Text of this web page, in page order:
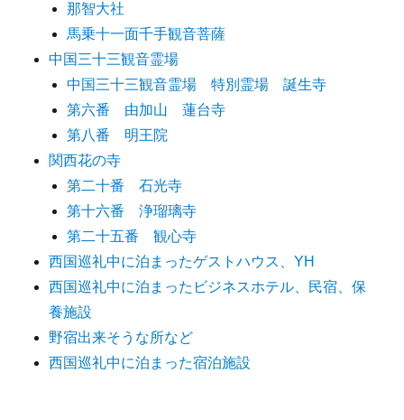
那智大社
馬乗十一面千手観音菩薩
中国三十三観音霊場
中国三十三観音霊場 特別霊場 誕生寺
第六番 由加山 蓮台寺
第八番 明王院
関西花の寺
第二十番 石光寺
第十六番 浄瑠璃寺
第二十五番 観心寺
西国巡礼中に泊まったゲストハウス、YH
西国巡礼中に泊まったビジネスホテル、民宿、保
養施設
野宿出来そうな所など
西国巡礼中に泊まった宿泊施設